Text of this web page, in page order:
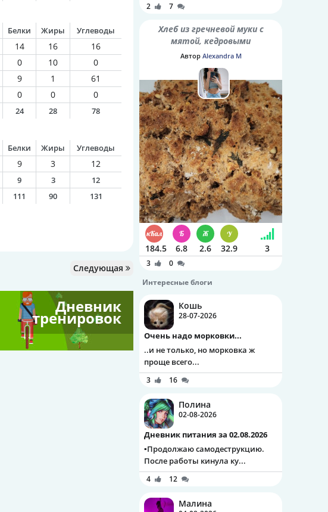
Белки Жиры Углеводы
14 16
16
0 10
0
9 1
61
0 0
0
24 28 78
Белки Жиры Углеводы
9 3
12
9 3 12
111 90 131
Следующая
Дневник
тренировок
2 7
Хлеб из гречневой муки с
мятой, кедровыми
орешками и семенами
Автор Alexandra M
184.5 6.8 2.6 32.9 3
3
0
Интересные блоги
Кошь
28-07-2026
Очень надо морковки...
..и не только, но морковка ж
проще всего...
3 16
Полина
02-08-2026
Дневник питания за 02.08.2026
▪️Продолжаю самодеструкцию.
После работы кинула ку...
4 12
Малина